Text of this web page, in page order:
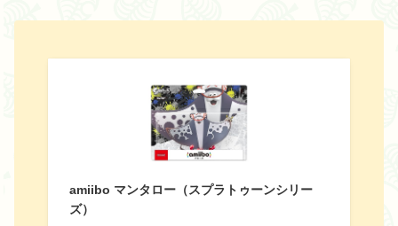
amiibo マンタロー（スプラトゥーンシリー
ズ）